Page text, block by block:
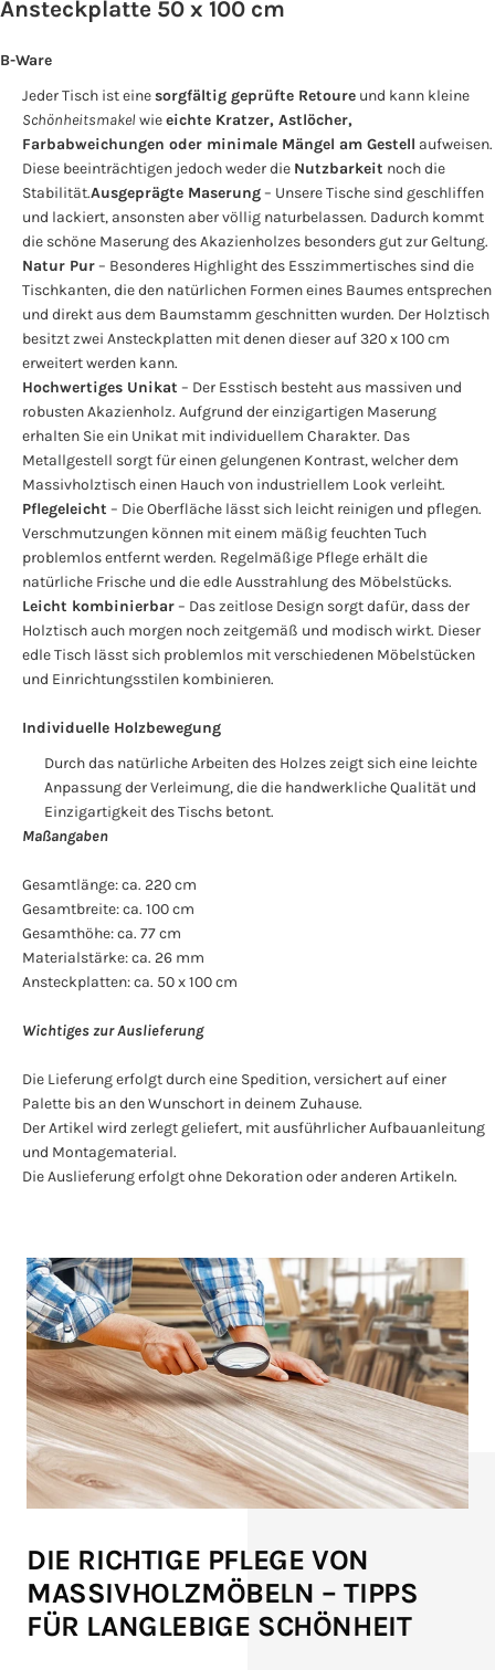
Ansteckplatte 50 x 100 cm
B-Ware
Jeder Tisch ist einesorgfältig geprüfte Retoure und kann kleine
Schönheitsmakel wieeichte Kratzer, Astlöcher,
Farbabweichungen oder minimale Mängel am Gestell aufweisen.
Diese beeinträchtigen jedoch weder die Nutzbarkeit noch die
Stabilität.Ausgeprägte Maserung– Unsere Tische sind geschliffen
und lackiert, ansonsten aber völlig naturbelassen. Dadurch kommt
die schöne Maserung des Akazienholzes besonders gut zur Geltung.
Natur Pur– Besonderes Highlight des Esszimmertisches sind die
Tischkanten, die den natürlichen Formen eines Baumes entsprechen
und direkt aus dem Baumstamm geschnitten wurden. Der Holztisch
besitzt zwei Ansteckplatten mit denen dieser auf 320 x 100 cm
erweitert werden kann.
Hochwertiges Unikat – Der Esstisch besteht aus massiven und
robusten Akazienholz. Aufgrund der einzigartigen Maserung
erhalten Sie ein Unikat mit individuellem Charakter. Das
Metallgestell sorgt für einen gelungenen Kontrast, welcher dem
Massivholztisch einen Hauch von industriellem Look verleiht.
Pflegeleicht – Die Oberfläche lässt sich leicht reinigen und pflegen.
Verschmutzungen können mit einem mäßig feuchten Tuch
problemlos entfernt werden. Regelmäßige Pflege erhält die
natürliche Frische und die edle Ausstrahlung des Möbelstücks.
Leicht kombinierbar– Das zeitlose Design sorgt dafür, dass der
Holztisch auch morgen noch zeitgemäß und modisch wirkt. Dieser
edle Tisch lässt sich problemlos mit verschiedenen Möbelstücken
und Einrichtungsstilen kombinieren.
Individuelle Holzbewegung
Durch das natürliche Arbeiten des Holzes zeigt sich eine leichte
Anpassung der Verleimung, die die handwerkliche Qualität und
Einzigartigkeit des Tischs betont.
Maßangaben
Gesamtlänge: ca. 220 cm
Gesamtbreite: ca. 100 cm
Gesamthöhe: ca. 77 cm
Materialstärke: ca. 26 mm
Ansteckplatten: ca. 50 x 100 cm
Wichtiges zur Auslieferung
Die Lieferung erfolgt durch eine Spedition, versichert auf einer
Palette bis an den Wunschort in deinem Zuhause.
Der Artikel wird zerlegt geliefert, mit ausführlicher Aufbauanleitung
und Montagematerial.
Die Auslieferung erfolgt ohne Dekoration oder anderen Artikeln.
DIE RICHTIGE PFLEGE VON
MASSIVHOLZMÖBELN – TIPPS
FÜR LANGLEBIGE SCHÖNHEIT